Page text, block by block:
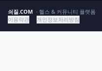
쇠질.COM · 헬스 & 커뮤니티 플랫폼
이용약관
개인정보처리방침